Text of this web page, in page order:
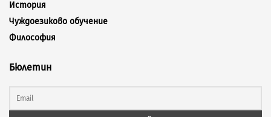
История
Чуждоезиково обучение
Философия
Бюлетин